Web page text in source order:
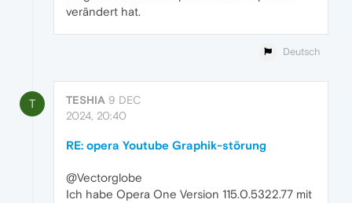
verändert hat.
Deutsch
T TESHIA 9 DEC
2024, 20:40
RE: opera Youtube Graphik-störung
@Vectorglobe
Ich habe Opera One Version 115.0.5322.77 mit